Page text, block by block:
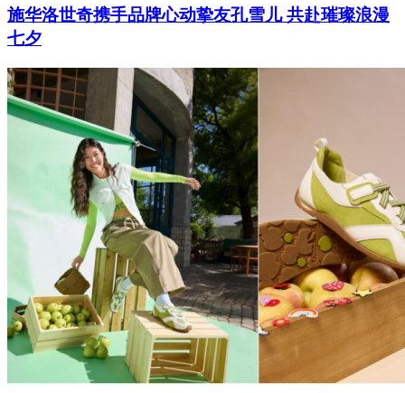
施华洛世奇携手品牌心动挚友孔雪儿 共赴璀璨浪漫
七夕